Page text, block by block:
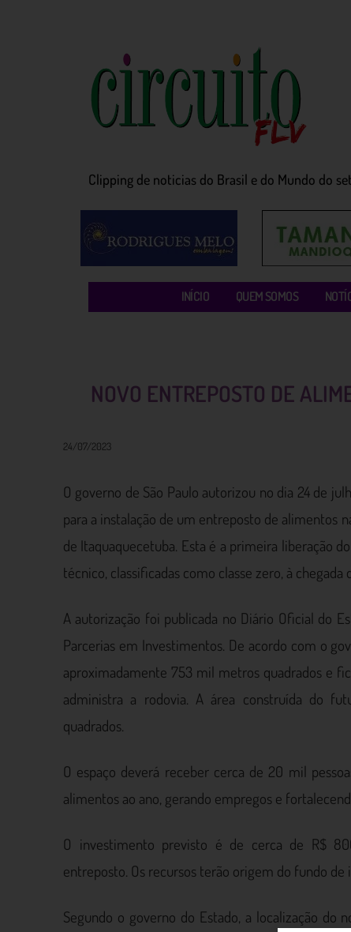
Clipping de noticias do Brasil e do Mundo do
INÍCIO QUEM SOMOS
NOVO ENTREPOSTO DE
24/07/2023
O governo de São Paulo autorizou no dia 24 de
para a instalação de um entreposto de alimentos
de Itaquaquecetuba. Esta é a primeira liberação
técnico, classificadas como classe zero, à
A autorização foi publicada no Diário Oficial do
Parcerias em Investimentos. De acordo com o
aproximadamente 753 mil metros quadrados e
administra a rodovia. A área construída do
quadrados.
O espaço deverá receber cerca de 20 mil
alimentos ao ano, gerando empregos e
O investimento previsto é de cerca de R$
entreposto. Os recursos terão origem do fundo
Segundo o governo do Estado, a localização do